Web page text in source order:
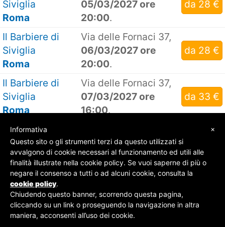
Siviglia
Roma
05/03/2027 ore
20:00.
da 28 €
Il Barbiere di
Siviglia
Roma
Via delle Fornaci 37,
06/03/2027 ore
20:00.
da 28 €
Il Barbiere di
Siviglia
Roma
Via delle Fornaci 37,
07/03/2027 ore
16:00.
da 33 €
© SOS Biglietti - P.Iva 09162100961 -Chi Siamo
Contatti-Privacy Policy
×
Informativa
Questo sito o gli strumenti terzi da questo utilizzati si
avvalgono di cookie necessari al funzionamento ed utili alle
finalità illustrate nella cookie policy. Se vuoi saperne di più o
negare il consenso a tutti o ad alcuni cookie, consulta la
cookie policy.
Chiudendo questo banner, scorrendo questa pagina,
cliccando su un link o proseguendo la navigazione in altra
maniera, acconsenti all’uso dei cookie.